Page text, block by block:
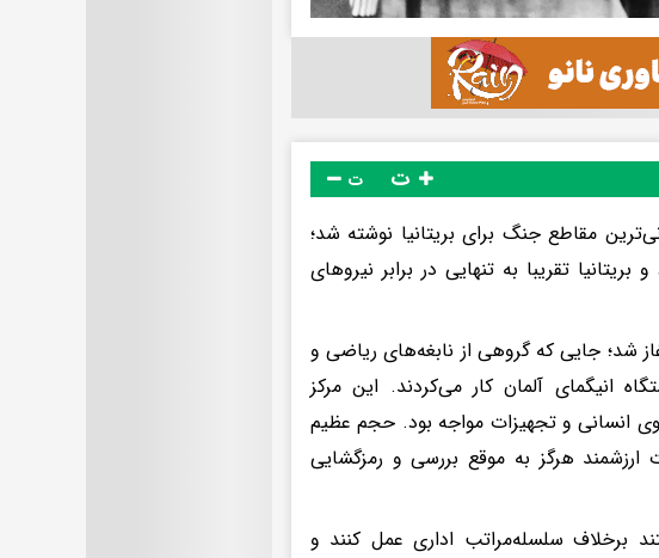
ت
سال ۱۹۴۱ و در یکی از بحرانی‌ترین مقاطع جنگ برای بریتانیا نوشته شد؛
تقریبا به تنهایی در برابر نیروهای
شد؛ جایی که گروهی از نابغه‌های ریاضی و
انیگمای آلمان کار می‌کردند. این مرکز
انسانی و تجهیزات مواجه بود. حجم عظیم
هرگز به موقع بررسی و رمزگشایی
برخلاف سلسله‌مراتب اداری عمل کنند و